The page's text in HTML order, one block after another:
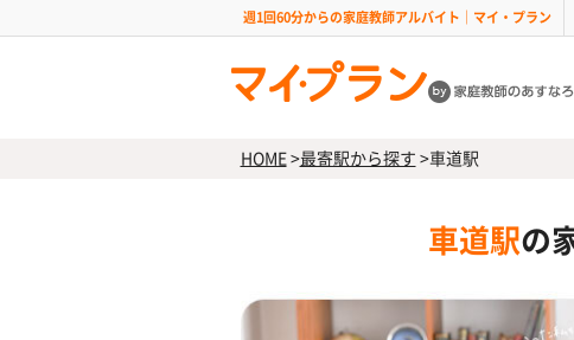
週1回60分からの家庭教師アルバイト｜マイ・プラン
HOME>最寄駅から探す >車道駅
車道駅の